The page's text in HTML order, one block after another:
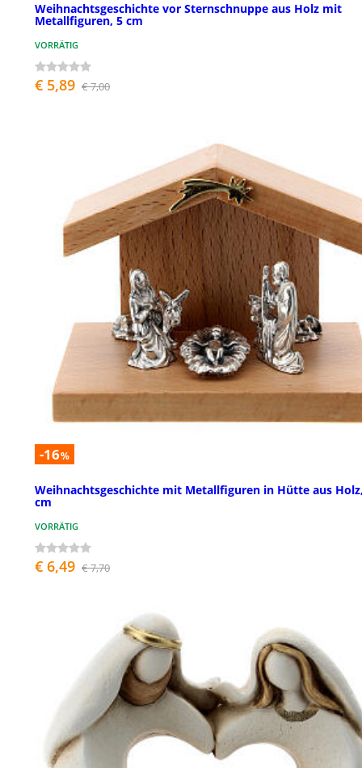
Weihnachtsgeschichte vor Sternschnuppe aus Holz mit
Metallfiguren, 5 cm
VORRÄTIG
€ 5,89 € 7,00
-16%
Weihnachtsgeschichte mit Metallfiguren in Hütte aus
cm
VORRÄTIG
€ 6,49 € 7,70